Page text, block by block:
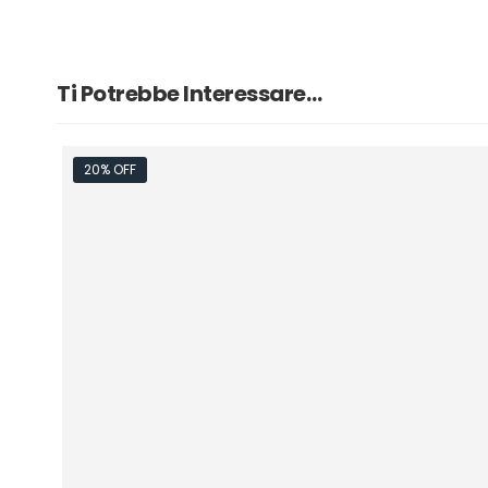
Ti Potrebbe Interessare…
20% OFF